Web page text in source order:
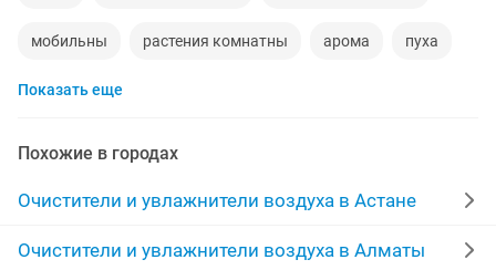
мобильны растения комнатны арома пуха
коробка часов
портативный цептер термометр
фильтр сменный xiaomi 5 черные часы часа
Показать еще
Похожие в городах
Очистители и увлажнители воздуха в Астане
Очистители и увлажнители воздуха в Алматы